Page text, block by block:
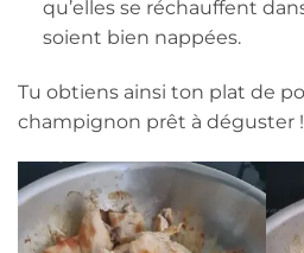
qu’elles se réchauffent
soient bien nappées.
Tu obtiens ainsi ton plat de
champignon prêt à déguster